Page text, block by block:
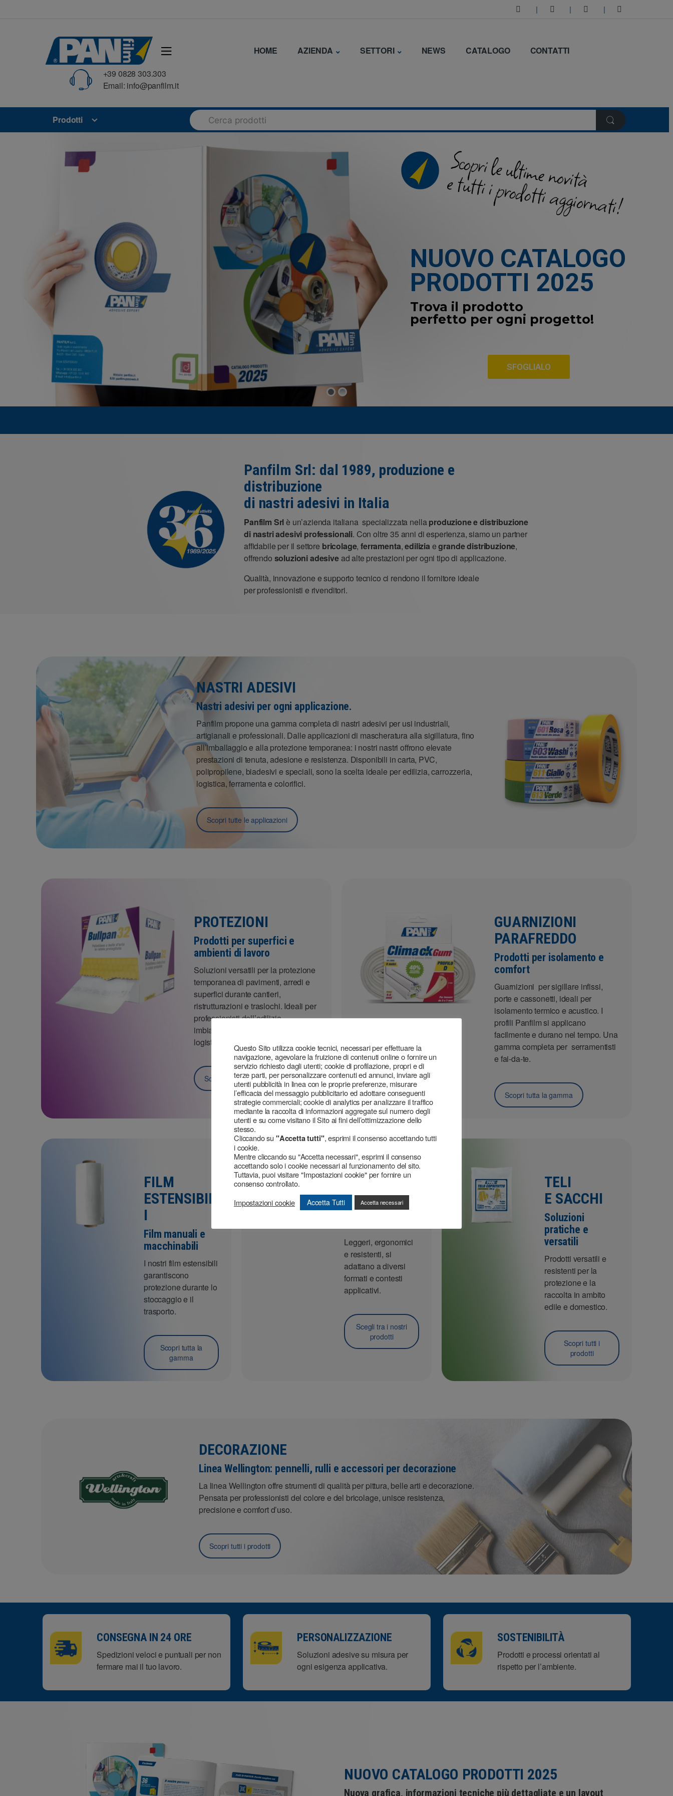
HOME
AZIENDA SETTORI NEWS CATALOGO
CONTATTI
+39 0828 303.303
Email: info@panfilm.it
Prodotti
Search
for:
NUOVO CATALOGO
PRODOTTI 2025
SFOGLIALO
Trova il prodotto
perfetto per ogni progetto!
Panfilm Srl: dal 1989, produzione e
distribuzione
di nastri adesivi in Italia
Panfilm Srlè un’azienda italiana specializzata nellaproduzione e distribuzione
di nastri adesivi professionali. Con oltre 35 anni di esperienza, siamo un partner
affidabile per il settore bricolage,ferramenta,edilizia egrande distribuzione,
offrendo soluzioni adesivead alte prestazioni per ogni tipo di applicazione.
Qualità, innovazione e supporto tecnico ci rendono il fornitore ideale
per professionisti e rivenditori.
NASTRI ADESIVI
Nastri adesivi per ogni applicazione.
Panfilm propone una gamma completa di nastri adesivi per usi industriali,
artigianali e professionali. Dalle applicazioni di mascheratura alla sigillatura, fino
all’imballaggio e alla protezione temporanea: i nostri nastri offrono elevate
prestazioni di tenuta, adesione e resistenza. Disponibili in carta, PVC,
polipropilene, biadesivi e speciali, sono la scelta ideale per edilizia, carrozzeria,
logistica, ferramenta e colorifici.
Scopri tutte le applicazioni
PROTEZIONI
Prodotti per superfici e
ambienti di lavoro
Soluzioni versatili per la protezione
temporanea di pavimenti, arredi e
superfici durante cantieri,
ristrutturazioni e traslochi. Ideali per
professionisti dell’edilizia,
imbianchini, traslocatori e operatori
logistici.
Scopri tutti i prodotti
GUARNIZIONI
PARAFREDDO
Prodotti per isolamento e
comfort
Guarnizioni per sigillare infissi,
porte e cassonetti, ideali per
isolamento termico e acustico. I
profili Panfilm si applicano
facilmente e durano nel tempo. Una
gamma completa per serramentisti
e fai-da-te.
Scopri tutta la gamma
FILM
ESTENSIBIL
I
Film manuali e
macchinabili
I nostri film estensibili
garantiscono
protezione durante lo
stoccaggio e il
trasporto.
Scopri tutta la
gamma
DISPENSER
Dispenser per
nastri adesivi e
Leggeri, ergonomici
e resistenti, si
adattano a diversi
formati e contesti
applicativi.
Scegli tra i nostri
prodotti
TELI
E SACCHI
Soluzioni
pratiche e
versatili
Prodotti versatili e
resistenti per la
protezione e la
raccolta in ambito
edile e domestico.
Scopri tutti i
prodotti
DECORAZIONE
Linea Wellington: pennelli, rulli e accessori per decorazione
La linea Wellington offre strumenti di qualità per pittura, belle arti e decorazione.
Pensata per professionisti del colore e del bricolage, unisce resistenza,
precisione e comfort d’uso.
Scopri tutti i prodotti
CONSEGNA IN 24 ORE
Spedizioni veloci e puntuali per non
fermare mai il tuo lavoro.
PERSONALIZZAZIONE
Soluzioni adesive su misura per
ogni esigenza applicativa.
SOSTENIBILITÀ
Prodotti e processi orientati al
rispetto per l’ambiente.
NUOVO CATALOGO PRODOTTI 2025
Nuova grafica, informazioni tecniche più dettagliate e un layout
Questo Sito utilizza cookie tecnici, necessari per effettuare la
navigazione, agevolare la fruizione di contenuti online o fornire un
servizio richiesto dagli utenti; cookie di profilazione, propri e di
terze parti, per personalizzare contenuti ed annunci, inviare agli
utenti pubblicità in linea con le proprie preferenze, misurare
l’efficacia del messaggio pubblicitario ed adottare conseguenti
strategie commerciali; cookie di analytics per analizzare il traffico
mediante la raccolta di informazioni aggregate sul numero degli
utenti e su come visitano il Sito ai fini dell’ottimizzazione dello
stesso.
Cliccando su "Accetta tutti", esprimi il consenso accettando tutti
i cookie.
Mentre cliccando su "Accetta necessari", esprimi il consenso
accettando solo i cookie necessari al funzionamento del sito.
Tuttavia, puoi visitare "Impostazioni cookie" per fornire un
consenso controllato.
Impostazioni cookie
Accetta Tutti Accetta necessari